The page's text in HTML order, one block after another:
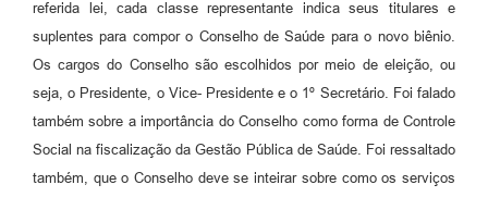
referida lei, cada classe representante indica seus titulares e
suplentes para compor o Conselho de Saúde para o novo biênio.
Os cargos do Conselho são escolhidos por meio de eleição, ou
seja, o Presidente, o Vice- Presidente e o 1º Secretário. Foi falado
também sobre a importância do Conselho como forma de Controle
Social na fiscalização da Gestão Pública de Saúde. Foi ressaltado
também, que o Conselho deve se inteirar sobre como os serviços